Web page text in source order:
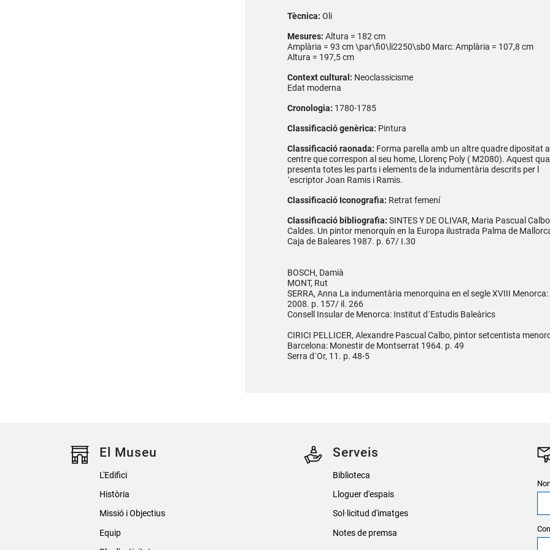
Tècnica: Oli
Mesures: Altura = 182 cm
Amplària = 93 cm \par\fi0\li2250\sb0 Marc: Amplària = 107,8 cm
Altura = 197,5 cm
Context cultural: Neoclassicisme
Edat moderna
Cronologia: 1780-1785
Classificació genèrica: Pintura
Classificació raonada: Forma parella amb un altre quadre dipositat al
centre que correspon al seu home, Llorenç Poly ( M2080). Aquest
presenta totes les parts i elements de la indumentària descrits per l
´escriptor Joan Ramis i Ramis.
Classificació Iconografia: Retrat femení
Classificació bibliografia: SINTES Y DE OLIVAR, Maria Pascual Calbo
Caldes. Un pintor menorquín en la Europa ilustrada Palma de
Caja de Baleares 1987. p. 67/ I.30
BOSCH, Damià
MONT, Rut
SERRA, Anna La indumentària menorquina en el segle XVIII Menorca:
2008. p. 157/ il. 266
Consell Insular de Menorca: Institut d´Estudis Baleàrics
CIRICI PELLICER, Alexandre Pascual Calbo, pintor setcentista
Barcelona: Monestir de Montserrat 1964. p. 49
Serra d´Or, 11. p. 48-5
El Museu
L'Edifici
Història
Missió i Objectius
Equip
Serveis
Biblioteca
Lloguer d'espais
Sol·licitud d'imatges
Notes de premsa